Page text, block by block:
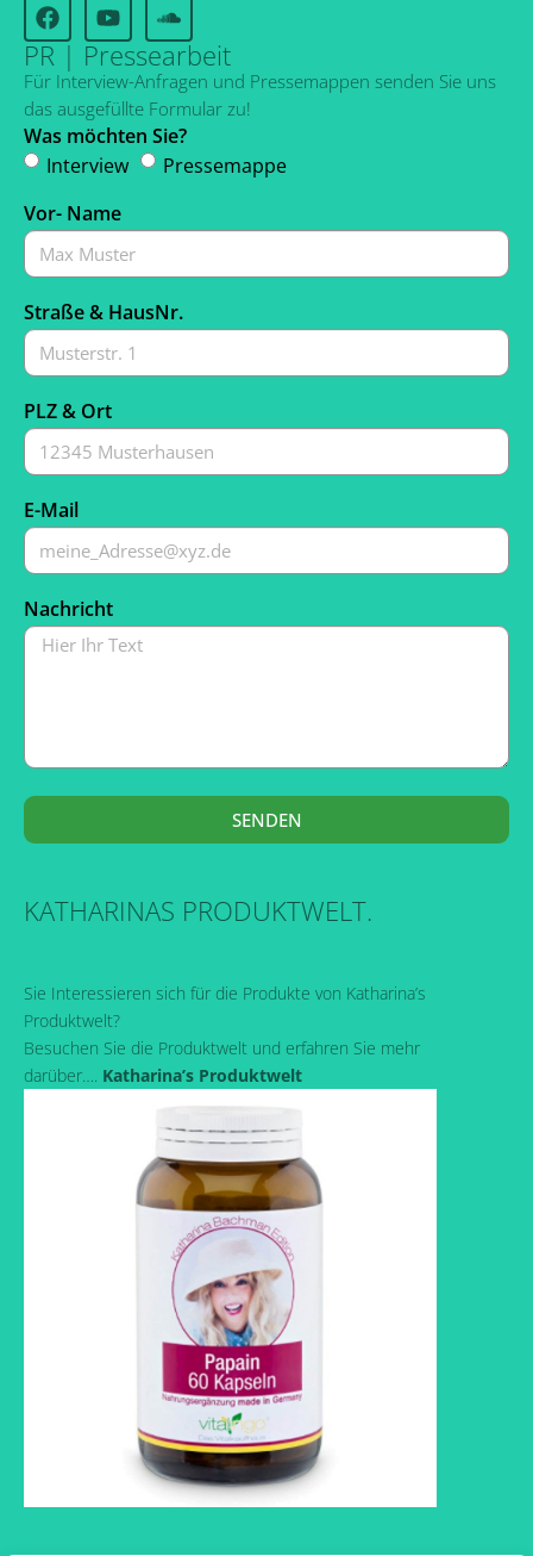
PR | Pressearbeit
Für Interview-Anfragen und Pressemappen senden Sie uns
das ausgefüllte Formular zu!
Was möchten Sie?
Interview
Pressemappe
Vor- Name
Straße & HausNr.
PLZ & Ort
E-Mail
Nachricht
SENDEN
KATHARINAS PRODUKTWELT.
Sie Interessieren sich für die Produkte von Katharina’s
Produktwelt?
Besuchen Sie die Produktwelt und erfahren Sie mehr
darüber…. Katharina’s Produktwelt